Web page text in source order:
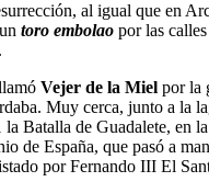
al igual que en
toro embolao por las
Vejer de la Miel por la
Muy cerca, junto a la
la Batalla de Guadalete, en
de España, que pasó a
por Fernando III El